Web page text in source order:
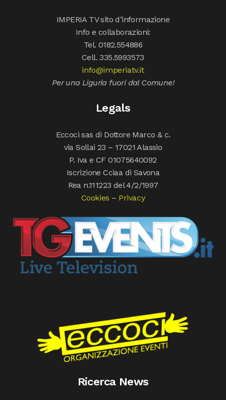
IMPERIA TV sito d’informazione
Info e collaborazioni:
Tel. 0182.554886
Cell. 335.5993573
info@imperiatv.it
Per una Liguria fuori dal Comune!
Legals
Eccoci sas di Dottore Marco & c.
via Sollai 23 – 17021 Alassio
P. Iva e CF 01075640092
Iscrizione Cciaa di Savona
Rea n.111223 del 4/2/1997
Cookies – Privacy
Ricerca News